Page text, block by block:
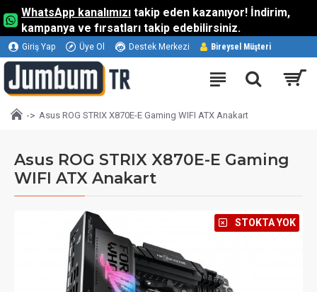
WhatsApp kanalımızı takip eden kazanıyor! İndirim,
kampanya ve fırsatları takip edebilirsiniz.
Giriş Yap Üye Ol Destek Merkezi Bireysel Müşteri
Asus ROG STRIX X870E-E Gaming WIFI ATX Anakart
Asus ROG STRIX X870E-E Gaming
WIFI ATX Anakart
⠀STOKTA YOK